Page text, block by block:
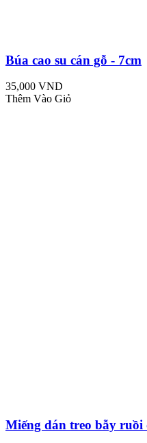
Búa cao su cán gỗ - 7cm
35,000 VND
Thêm Vào Giỏ
Miếng dán treo bẫy ruồi